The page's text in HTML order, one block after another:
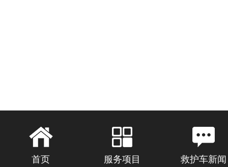
首页 服务项目 救护车新闻